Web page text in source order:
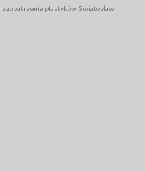
zaopatrzenie plastyków Światosław